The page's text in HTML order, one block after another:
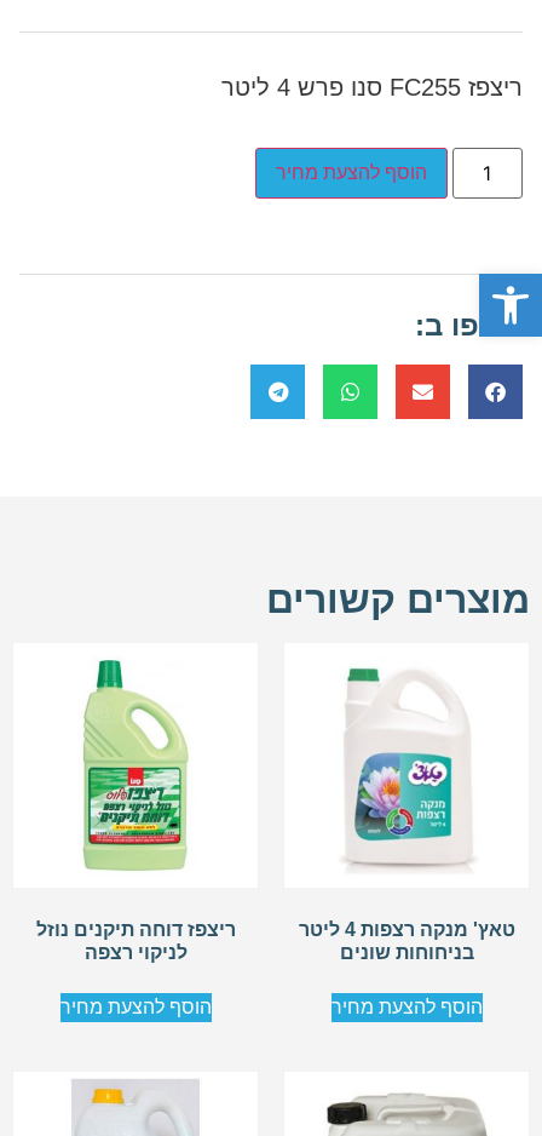
פתח סרגל נגישות
ריצפז FC255 סנו פרש 4 ליטר
הוסף להצעת מחיר
שתפו ב:
מוצרים קשורים
טאץ' מנקה רצפות 4 ליטר
בניחוחות שונים
הוסף להצעת מחיר
ריצפז דוחה תיקנים נוזל
לניקוי רצפה
הוסף להצעת מחיר